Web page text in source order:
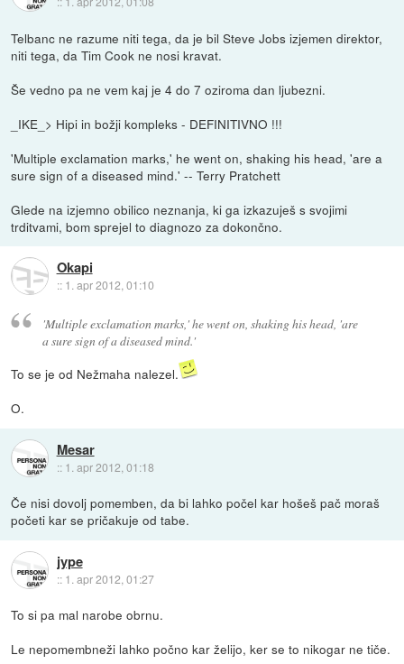
Telbanc ne razume niti tega, da je bil Steve Jobs izjemen direktor,
niti tega, da Tim Cook ne nosi kravat.
Še vedno pa ne vem kaj je 4 do 7 oziroma dan ljubezni.
_IKE_> Hipi in božji kompleks - DEFINITIVNO !!!
'Multiple exclamation marks,' he went on, shaking his head, 'are a
sure sign of a diseased mind.' -- Terry Pratchett
Glede na izjemno obilico neznanja, ki ga izkazuješ s svojimi
trditvami, bom sprejel to diagnozo za dokončno.
Okapi
:: 1. apr 2012, 01:10
'Multiple exclamation marks,' he went on, shaking his head, 'are
a sure sign of a diseased mind.'
To se je od Nežmaha nalezel.
O.
Mesar
:: 1. apr 2012, 01:18
Če nisi dovolj pomemben, da bi lahko počel kar hošeš pač moraš
početi kar se pričakuje od tabe.
jype
:: 1. apr 2012, 01:27
To si pa mal narobe obrnu.
Le nepomembneži lahko počno kar želijo, ker se to nikogar ne tiče.